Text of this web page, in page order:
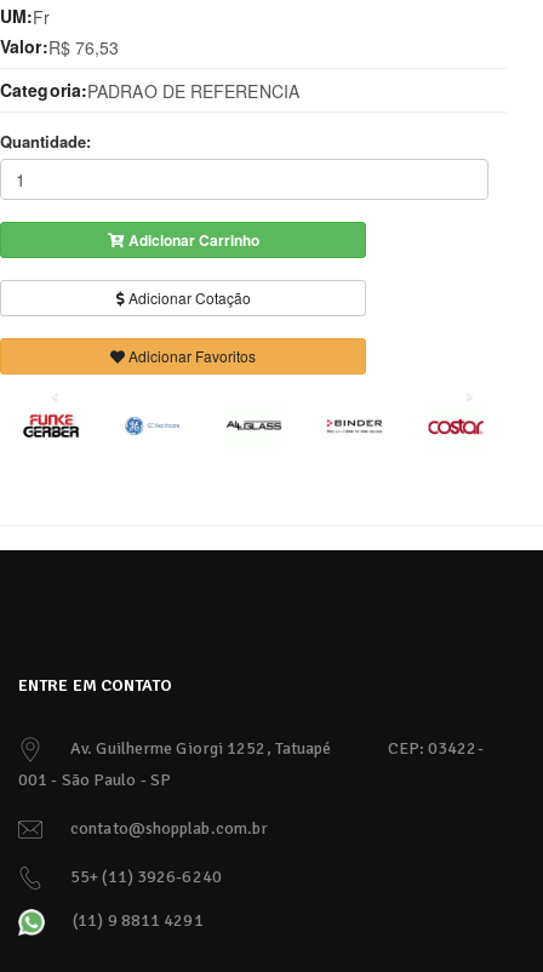
UM:Fr
Valor:R$ 76,53
Categoria:PADRAO DE REFERENCIA
Quantidade:
Adicionar Carrinho
Adicionar Cotação
Adicionar Favoritos
‹ ›
ENTRE EM CONTATO
Av. Guilherme Giorgi 1252, Tatuapé
CEP: 03422-
001 - São Paulo - SP
contato@shopplab.com.br
55+ (11) 3926-6240
(11) 9 8811 4291